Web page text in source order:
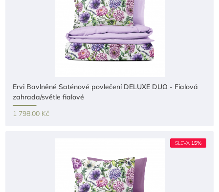
Ervi Bavlněné Saténové povlečení DELUXE DUO - Fialová
zahrada/světle fialové
1 798,00 Kč
SLEVA 15%